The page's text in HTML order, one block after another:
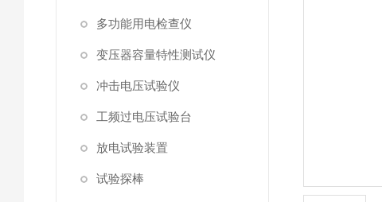
多功能用电检查仪
变压器容量特性测试仪
冲击电压试验仪
工频过电压试验台
放电试验装置
试验探棒